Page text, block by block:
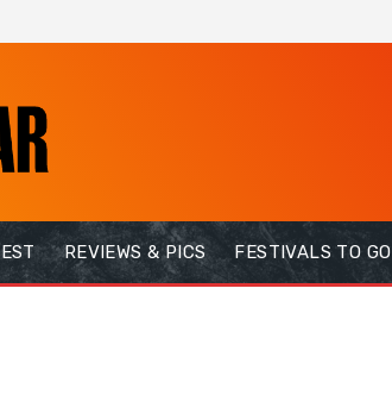
REVIEWS & PICS FESTIVALS TO GO